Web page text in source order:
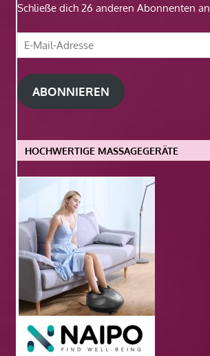
Schließe dich 26 anderen Abonnenten an
E-
Mail-
Adresse
ABONNIEREN
HOCHWERTIGE MASSAGEGERÄTE